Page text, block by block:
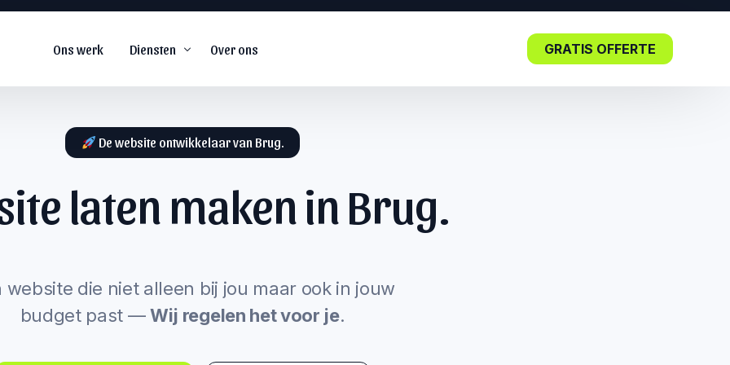
Ons werk Diensten
De #1web agency voor
snel groeiende
Lees nu: De impact van SEO in
de kern.
Over ons GRATIS OFFERTE
De website ontwikkelaar van Brug.
laten maken in Brug.
website die niet alleen bij jou maar ook in jouw
budget past —Wij regelen het voor je.